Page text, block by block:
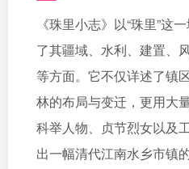
《珠里小志》以“珠里”这
了其疆域、水利、建置、
等方面。它不仅详述了镇
林的布局与变迁，更用大
科举人物、贞节烈女以及
出一幅清代江南水乡市镇